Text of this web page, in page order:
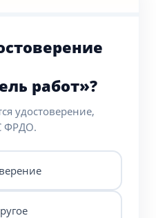
работ»?
удостоверение,
ФРДО.